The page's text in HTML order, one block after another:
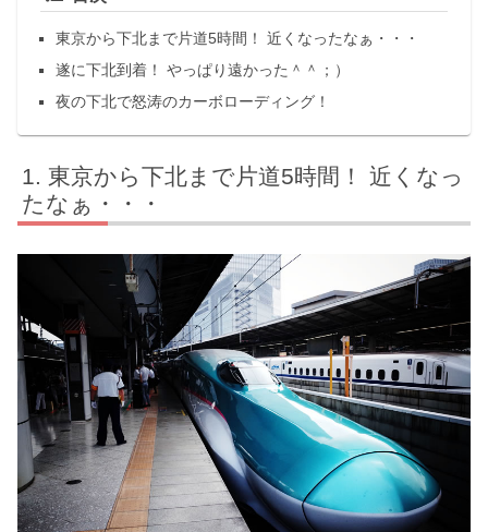
東京から下北まで片道5時間！ 近くなったなぁ・・・
遂に下北到着！ やっぱり遠かった＾＾；）
夜の下北で怒涛のカーボローディング！
東京から下北まで片道5時間！ 近くなっ
たなぁ・・・